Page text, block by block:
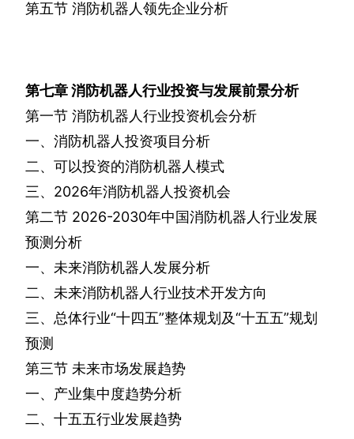
第五节 消防机器人领先企业分析
第七章消防机器人行业投资与发展前景分析
第一节 消防机器人行业投资机会分析
一、消防机器人投资项目分析
二、可以投资的消防机器人模式
三、 2026年消防机器人投资机会
第二节 2026-2030年中国消防机器人行业发展
预测分析
一、未来消防机器人发展分析
二、未来消防机器人行业技术开发方向
三、总体行业“十四五”整体规划及“十五五”规划
预测
第三节 未来市场发展趋势
一、产业集中度趋势分析
二、十五五行业发展趋势